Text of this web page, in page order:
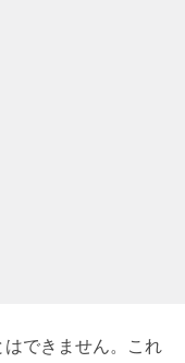
できません。これ